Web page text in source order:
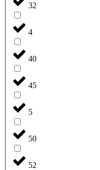
32
4
40
45
5
50
52